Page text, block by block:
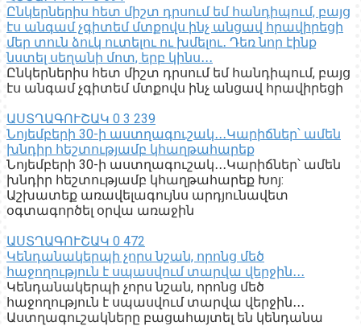
Ընկերներիս հետ միշտ դրսում եմ հանդիպում, բայց
էս անգամ չգիտեմ մտքովս ինչ անցավ հրավիրեցի
մեր տուն ձուկ ուտելու ու խմելու․ Դեռ նոր էինք
նստել սեղանի մոտ, երբ կինս․․․
Ընկերներիս հետ միշտ դրսում եմ հանդիպում, բայց
էս անգամ չգիտեմ մտքովս ինչ անցավ հրավիրեցի
ԱՍՏՂԱԳՈՒՇԱԿ 0 3 239
Նոյեմբերի 30-ի աստղագուշակ․․․Կարիճներ՝ ամեն
խնդիր հեշտությամբ կհաղթահարեք
Նոյեմբերի 30-ի աստղագուշակ․․․Կարիճներ՝ ամեն
խնդիր հեշտությամբ կհաղթահարեք Խոյ:
Աշխատեք առավելագույնս արդյունավետ
օգտագործել օրվա առաջին
ԱՍՏՂԱԳՈՒՇԱԿ 0 472
Կենդանակերպի չորս նշան, որոնց մեծ
հաջողություն է սպասվում տարվա վերջին․․․
Կենդանակերպի չորս նշան, որոնց մեծ
հաջողություն է սպասվում տարվա վերջին․․․
Աստղագուշակները բացահայտել են կենդանա